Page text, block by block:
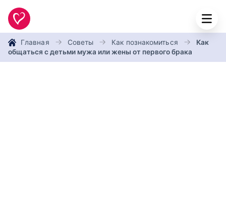
Главная Советы Как познакомиться
Как
общаться с детьми мужа или жены от первого брака